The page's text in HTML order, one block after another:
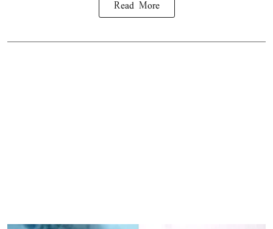
Read More